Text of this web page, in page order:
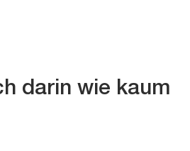
darin wie kaum